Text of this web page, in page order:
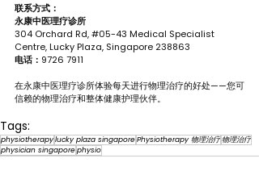
联系方式：
永康中医理疗诊所
304 Orchard Rd, #05-43 Medical Specialist
Centre, Lucky Plaza, Singapore 238863
电话： 9726 7911
在永康中医理疗诊所体验每天进行物理治疗的好处——您可
信赖的物理治疗和整体健康护理伙伴。
Tags:
physiotherapylucky plaza singaporePhysiotherapy 物理治疗物理治疗
physician singaporephysio